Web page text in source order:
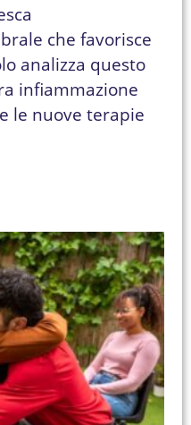
che favorisce
analizza questo
infiammazione
le nuove terapie